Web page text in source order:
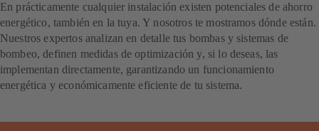
En prácticamente cualquier instalación existen potenciales de ahorro
energético, también en la tuya. Y nosotros te mostramos dónde están.
Nuestros expertos analizan en detalle tus bombas y sistemas de
bombeo, definen medidas de optimización y, si lo deseas, las
implementan directamente, garantizando un funcionamiento
energética y económicamente eficiente de tu sistema.